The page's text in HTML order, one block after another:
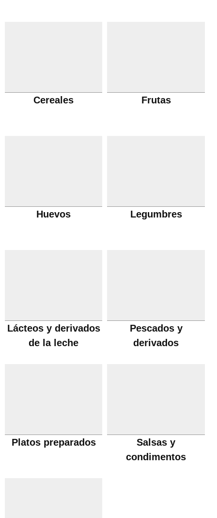
Cereales Frutas
Huevos Legumbres
Lácteos y derivados
de la leche
Pescados y
derivados
Platos preparados
Salsas y
condimentos